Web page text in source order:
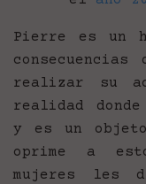
Pierre es un
realizar su
realidad
y es un
oprime a
mujeres les